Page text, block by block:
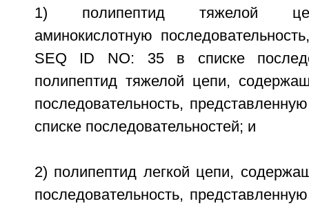
1) полипептид тяжелой
аминокислотную
SEQ ID NO: 35 в списке
полипептид тяжелой цепи,
последовательность,
списке последовательностей; и
2) полипептид легкой цепи,
последовательность,